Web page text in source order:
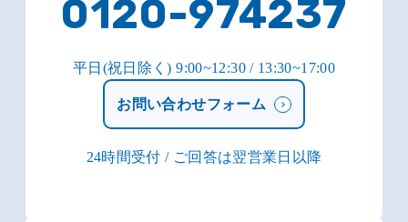
0120-974237
平日(祝日除く) 9:00~12:30 / 13:30~17:00
お問い合わせフォーム
24時間受付 / ご回答は翌営業日以降